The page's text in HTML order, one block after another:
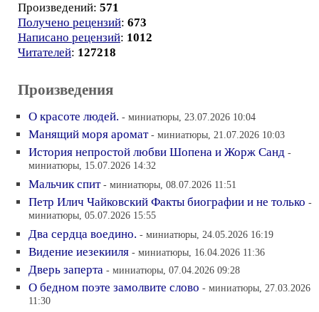
Произведений: 571
Получено рецензий: 673
Написано рецензий: 1012
Читателей: 127218
Произведения
О красоте людей. - миниатюры, 23.07.2026 10:04
Манящий моря аромат - миниатюры, 21.07.2026 10:03
История непростой любви Шопена и Жорж Санд -
миниатюры, 15.07.2026 14:32
Мальчик спит - миниатюры, 08.07.2026 11:51
Петр Илич Чайковский Факты биографии и не только -
миниатюры, 05.07.2026 15:55
Два сердца воедино. - миниатюры, 24.05.2026 16:19
Видение иезекииля - миниатюры, 16.04.2026 11:36
Дверь заперта - миниатюры, 07.04.2026 09:28
О бедном поэте замолвите слово - миниатюры, 27.03.2026
11:30